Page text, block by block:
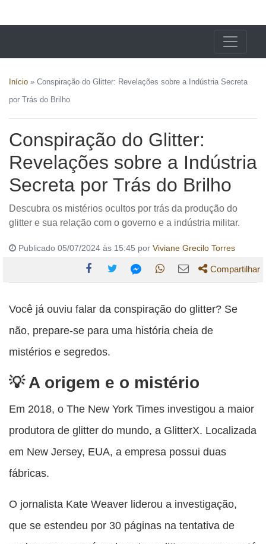
Início » Conspiração do Glitter: Revelações sobre a Indústria Secreta
por Trás do Brilho
Conspiração do Glitter:
Revelações sobre a Indústria
Secreta por Trás do Brilho
Descubra os mistérios ocultos por trás da produção do
glitter e sua relação com o governo e a indústria militar.
Publicado 05/07/2024 às 15:45 por Viviane Grecilo Torres
esta
publicação
esta
publicação
esta
publicação
esta
publicação
esta
publicação
Compartilhar
Você já ouviu falar da conspiração do glitter? Se
não, prepare-se para uma história cheia de
mistérios e segredos.
A origem e o mistério
Em 2018, o The New York Times investigou a maior
produtora de glitter do mundo, a GlitterX. Localizada
em New Jersey, EUA, a empresa possui duas
fábricas.
O jornalista Kate Weaver liderou a investigação,
que se estendeu por 30 páginas na tentativa de